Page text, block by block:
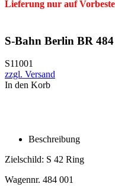
Lieferung nur auf
S-Bahn Berlin BR
S11001
zzgl. Versand
In den Korb
Beschreibung
Zielschild: S 42 Ring
Wagennr. 484 001